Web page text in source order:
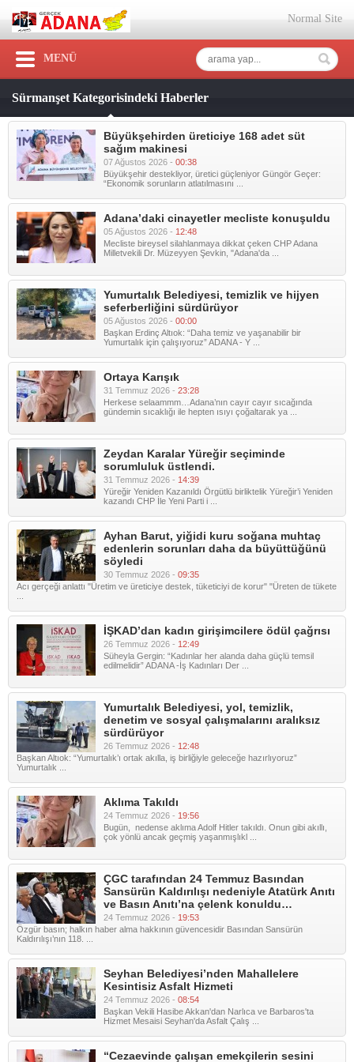
Normal Site
MENÜ
Sürmanşet Kategorisindeki Haberler
Büyükşehirden üreticiye 168 adet süt
sağım makinesi
07 Ağustos 2026 - 00:38
Büyükşehir destekliyor, üretici güçleniyor Güngör Geçer:
“Ekonomik sorunların atlatılmasını ...
Adana’daki cinayetler mecliste konuşuldu
05 Ağustos 2026 - 12:48
Mecliste bireysel silahlanmaya dikkat çeken CHP Adana
Milletvekili Dr. Müzeyyen Şevkin, "Adana'da ...
Yumurtalık Belediyesi, temizlik ve hijyen
seferberliğini sürdürüyor
05 Ağustos 2026 - 00:00
Başkan Erdinç Altıok: “Daha temiz ve yaşanabilir bir
Yumurtalık için çalışıyoruz” ADANA - Y ...
Ortaya Karışık
31 Temmuz 2026 - 23:28
Herkese selaammm…Adana’nın cayır cayır sıcağında
gündemin sıcaklığı ile hepten ısıyı çoğaltarak ya ...
Zeydan Karalar Yüreğir seçiminde
sorumluluk üstlendi.
31 Temmuz 2026 - 14:39
Yüreğir Yeniden Kazanıldı Örgütlü birliktelik Yüreğir’i Yeniden
kazandı CHP İle Yeni Parti i ...
Ayhan Barut, yiğidi kuru soğana muhtaç
edenlerin sorunları daha da büyüttüğünü
söyledi
30 Temmuz 2026 - 09:35
Acı gerçeği anlattı "Üretim ve üreticiye destek, tüketiciyi de korur" "Üreten de tükete
İŞKAD’dan kadın girişimcilere ödül çağrısı
26 Temmuz 2026 - 12:49
Süheyla Gergin: “Kadınlar her alanda daha güçlü temsil
edilmelidir” ADANA -İş Kadınları Der ...
Yumurtalık Belediyesi, yol, temizlik,
denetim ve sosyal çalışmalarını aralıksız
sürdürüyor
26 Temmuz 2026 - 12:48
Başkan Altıok: “Yumurtalık’ı ortak akılla, iş birliğiyle geleceğe hazırlıyoruz”
Yumurtalık ...
Aklıma Takıldı
24 Temmuz 2026 - 19:56
Bugün, nedense aklıma Adolf Hitler takıldı. Onun gibi akıllı,
çok yönlü ancak geçmiş yaşanmışlıkl ...
ÇGC tarafından 24 Temmuz Basından
Sansürün Kaldırılışı nedeniyle Atatürk Anıtı
ve Basın Anıtı’na çelenk konuldu…
24 Temmuz 2026 - 19:53
Özgür basın; halkın haber alma hakkının güvencesidir Basından Sansürün
Kaldırılışı’nın 118. ...
Seyhan Belediyesi’nden Mahallelere
Kesintisiz Asfalt Hizmeti
24 Temmuz 2026 - 08:54
Başkan Vekili Hasibe Akkan'dan Narlıca ve Barbaros'ta
Hizmet Mesaisi Seyhan'da Asfalt Çalış ...
“Cezaevinde çalışan emekçilerin sesini